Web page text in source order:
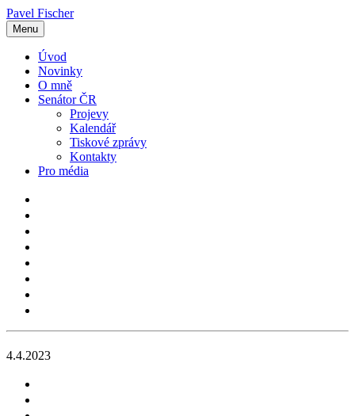
Pavel Fischer
Menu
Úvod
Novinky
O mně
Senátor ČR
Projevy
Kalendář
Tiskové zprávy
Kontakty
Pro média
4.4.2023